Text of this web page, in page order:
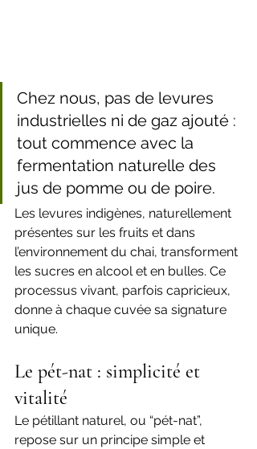
Chez nous, pas de levures
industrielles ni de gaz ajouté :
tout commence avec la
fermentation naturelle des
jus de pomme ou de poire.
Les levures indigènes, naturellement
présentes sur les fruits et dans
l’environnement du chai, transforment
les sucres en alcool et en bulles. Ce
processus vivant, parfois capricieux,
donne à chaque cuvée sa signature
unique.
Le pét-nat : simplicité et
vitalité
Le pétillant naturel, ou “pét-nat”,
repose sur un principe simple et